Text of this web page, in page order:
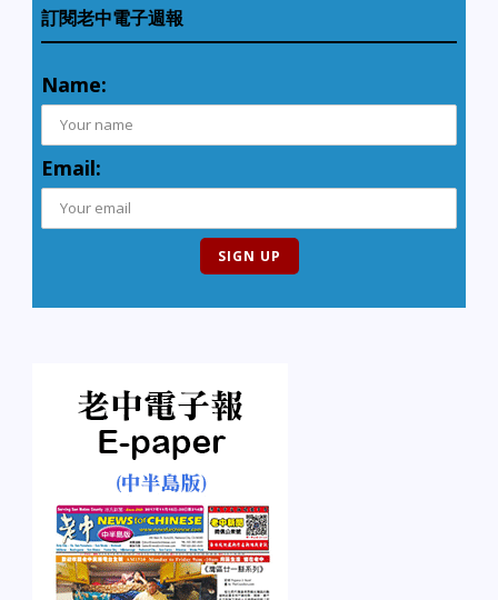
訂閱老中電子週報
Name:
Email: